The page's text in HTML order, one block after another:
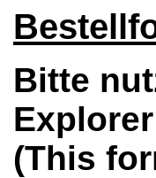
Bitte
(This